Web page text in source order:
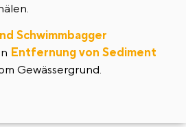
Schwimmbagger
Entfernung von Sediment
Gewässergrund.